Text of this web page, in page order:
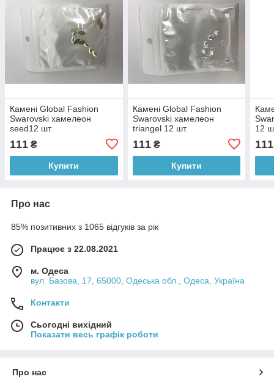
Камені Global Fashion
Swarovski хамелеон
seed12 шт.
111 ₴
Купити
Камені Global Fashion
Swarovski хамелеон
triangel 12 шт.
111₴
Купити
12
111
Про нас
85% позитивних з 1065 відгуків за рік
Працює з 22.08.2021
м. Одеса
вул. Базова, 17, 65000, Одеська обл., Одеса, Україна
Контакти
Сьогодні вихідний
Показати весь графік роботи
Про нас